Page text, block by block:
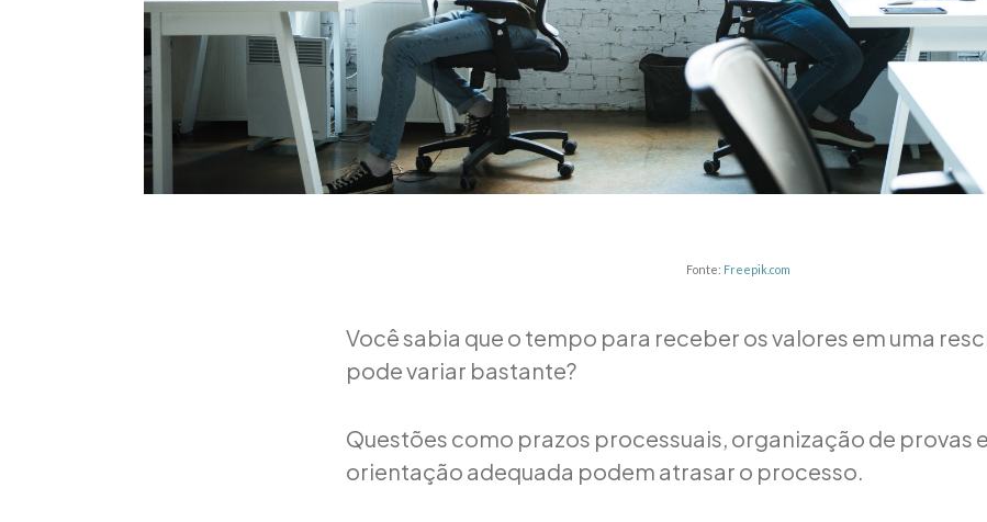
Fonte: Freepik.com
Você sabia que o tempo para receber os valores em uma
pode variar bastante?
Questões como prazos processuais, organização de provas
orientação adequada podem atrasar o processo.